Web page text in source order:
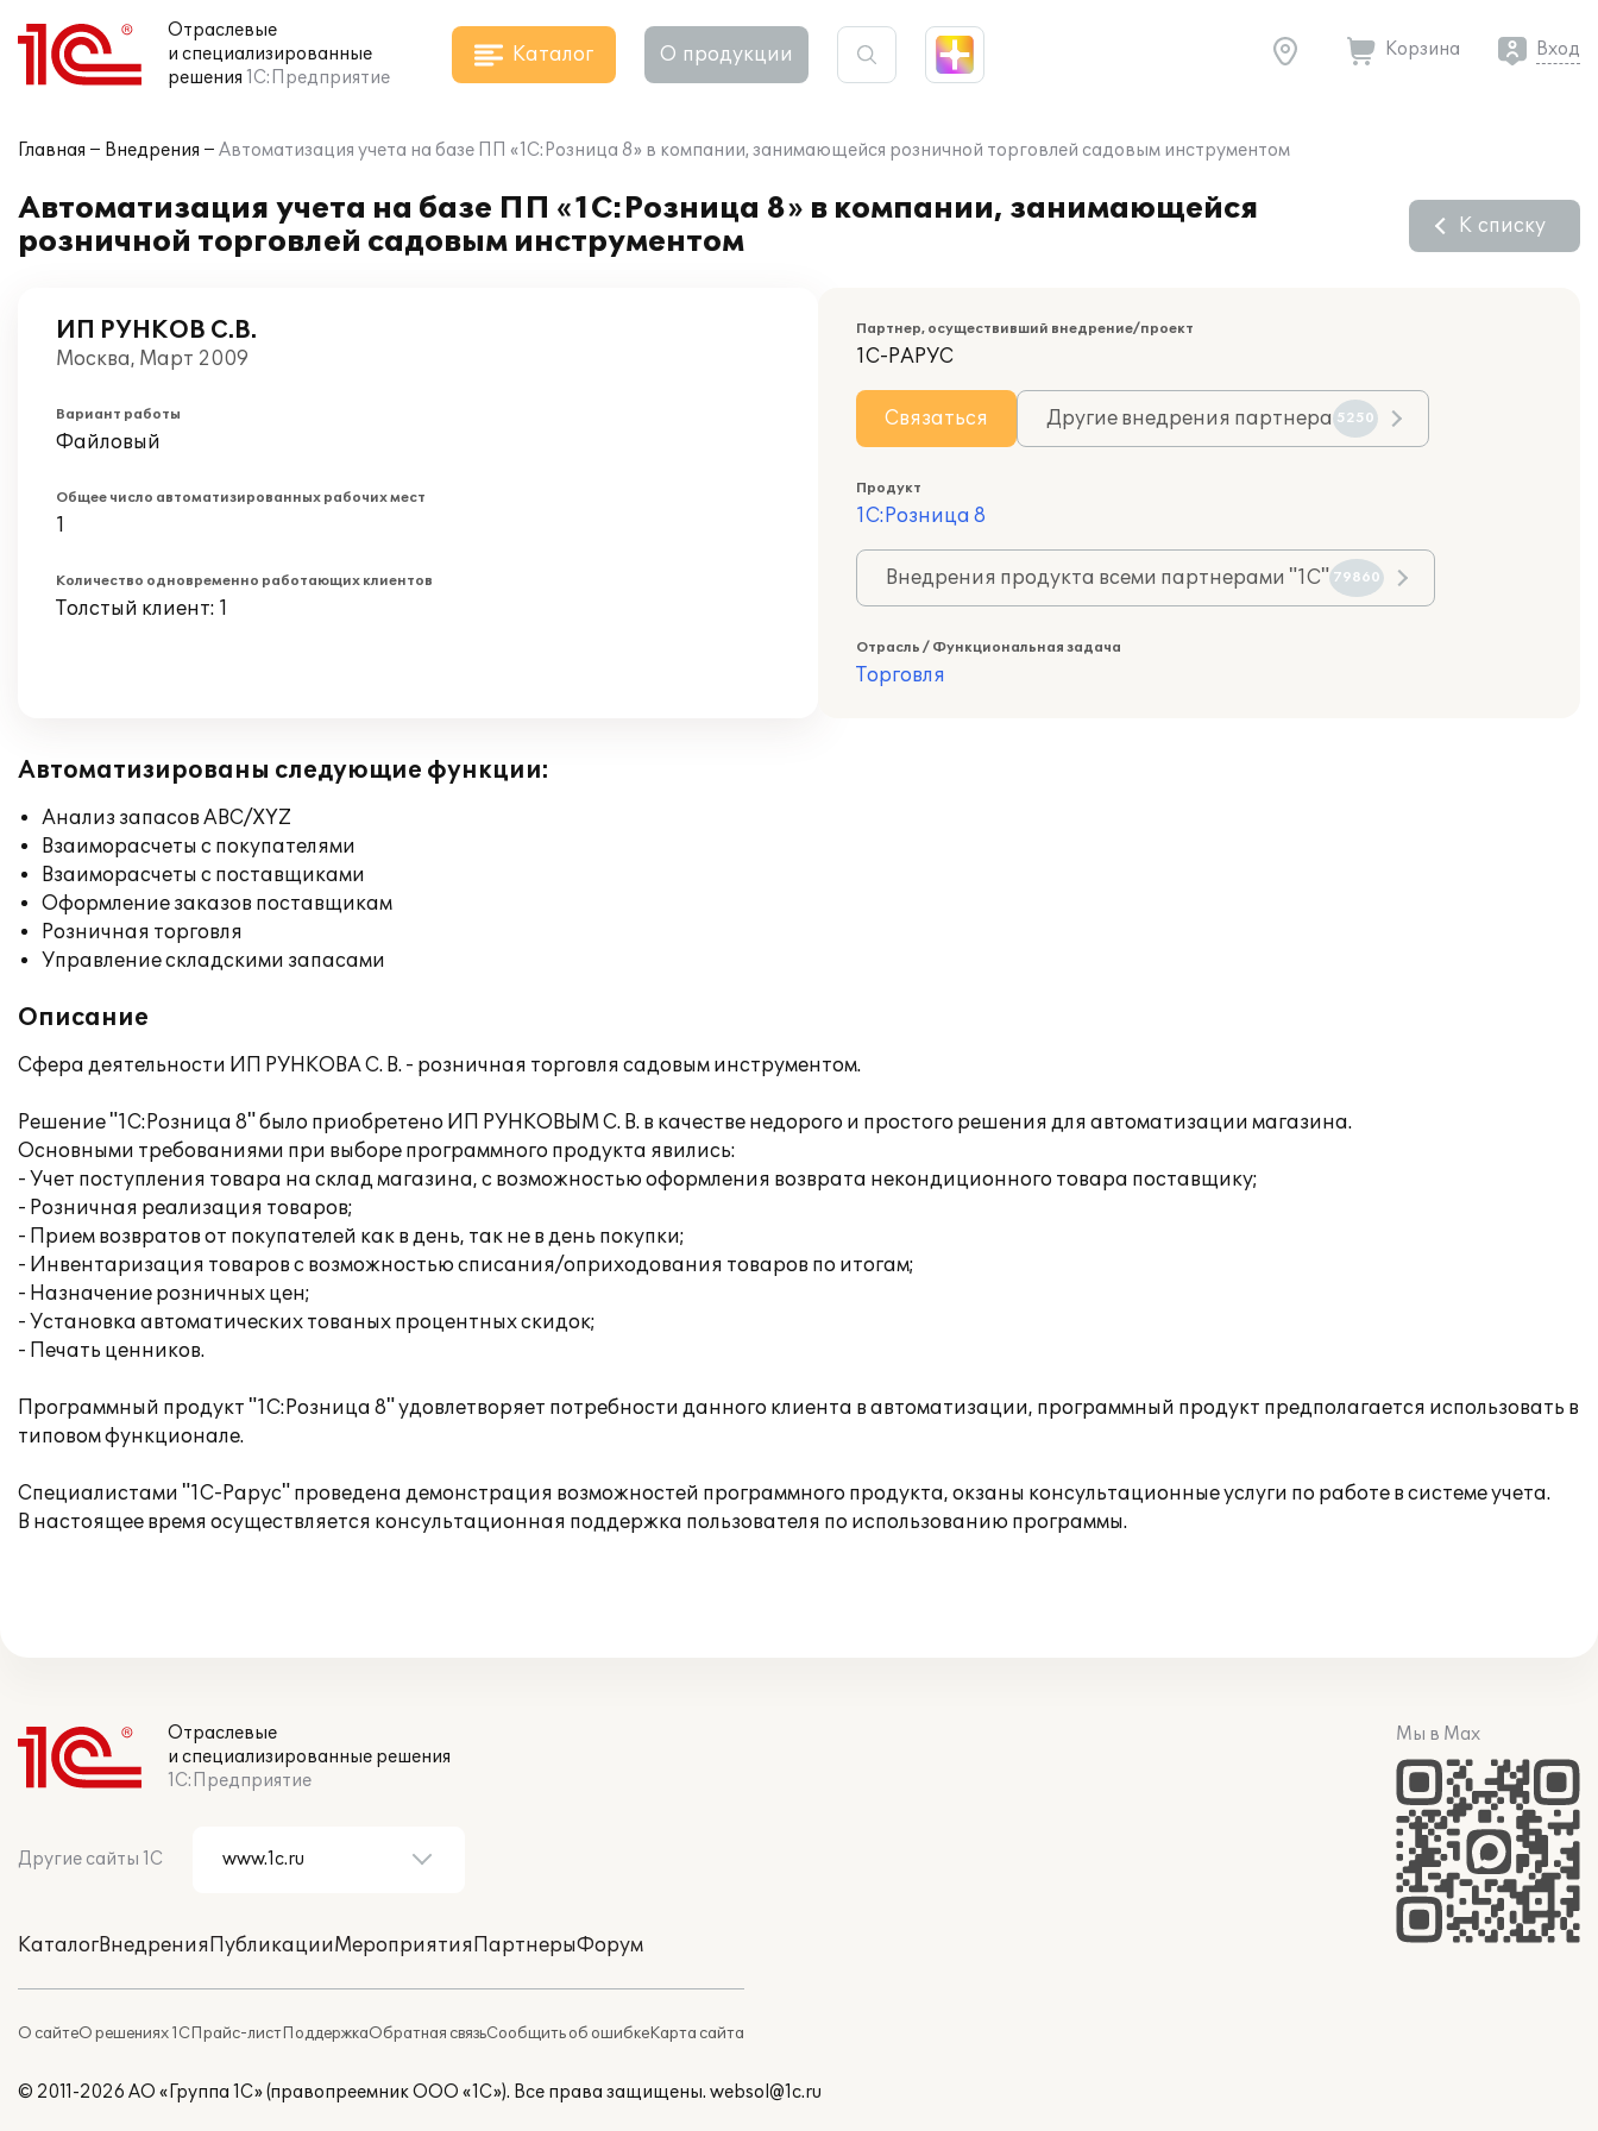
Отраслевые
и специализированные
решения 1С:Предприятие
Каталог О продукции Корзина Вход
Главная Внедрения Автоматизация учета на базе ПП «1С:Розница 8» в компании, занимающейся розничной торговлей садовым инструментом
Автоматизация учета на базе ПП «1С:Розница 8» в компании, занимающейся
розничной торговлей садовым инструментом
К списку
ИП РУНКОВ С.В.
Москва, Март 2009
Вариант работы
Файловый
Общее число автоматизированных рабочих мест
1
Количество одновременно работающих клиентов
Толстый клиент: 1
Партнер, осуществивший внедрение/проект
1С-РАРУС
Связаться Другие внедрения партнера 5250
Продукт
1С:Розница 8
Внедрения продукта всеми партнерами "1С" 79860
Отрасль / Функциональная задача
Торговля
Автоматизированы следующие функции:
Анализ запасов ABC/XYZ
Взаиморасчеты с покупателями
Взаиморасчеты с поставщиками
Оформление заказов поставщикам
Розничная торговля
Управление складскими запасами
Описание
Сфера деятельности ИП РУНКОВА С. В. - розничная торговля садовым инструментом.
Решение "1С:Розница 8" было приобретено ИП РУНКОВЫМ С. В. в качестве недорого и простого решения для автоматизации магазина.
Основными требованиями при выборе программного продукта явились:
- Учет поступления товара на склад магазина, с возможностью оформления возврата некондиционного товара поставщику;
- Розничная реализация товаров;
- Прием возвратов от покупателей как в день, так не в день покупки;
- Инвентаризация товаров с возможностью списания/оприходования товаров по итогам;
- Назначение розничных цен;
- Установка автоматических тованых процентных скидок;
- Печать ценников.
Программный продукт "1С:Розница 8" удовлетворяет потребности данного клиента в автоматизации, программный продукт предполагается использовать в
типовом функционале.
Специалистами "1С-Рарус" проведена демонстрация возможностей программного продукта, окзаны консультационные услуги по работе в системе учета.
В настоящее время осуществляется консультационная поддержка пользователя по использованию программы.
Отраслевые
и специализированные решения
1С:Предприятие
Другие сайты 1С
КаталогВнедренияПубликацииМероприятияПартнерыФорум
О сайтеО решениях 1СПрайс-листПоддержкаОбратная связьСообщить об ошибкеКарта сайта
Мы в Max
© 2011-2026 АО «Группа 1С» (правопреемник ООО «1С»). Все права защищены. websol@1c.ru